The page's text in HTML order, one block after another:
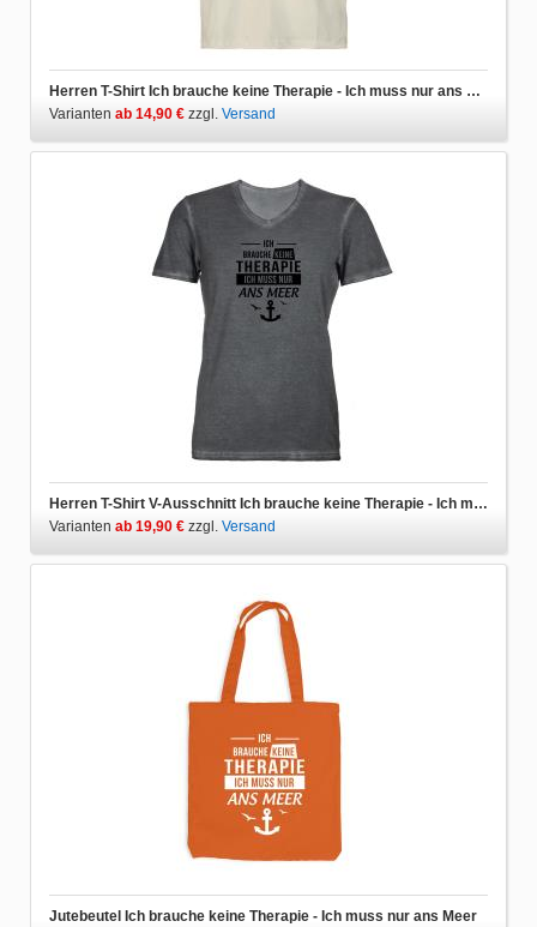
Herren T-Shirt Ich brauche keine Therapie - Ich muss nur ans Meer
Varianten ab 14,90 € zzgl. Versand
Herren T-Shirt V-Ausschnitt Ich brauche keine Therapie - Ich muss nur ans Meer
Varianten ab 19,90 € zzgl. Versand
Jutebeutel Ich brauche keine Therapie - Ich muss nur ans Meer